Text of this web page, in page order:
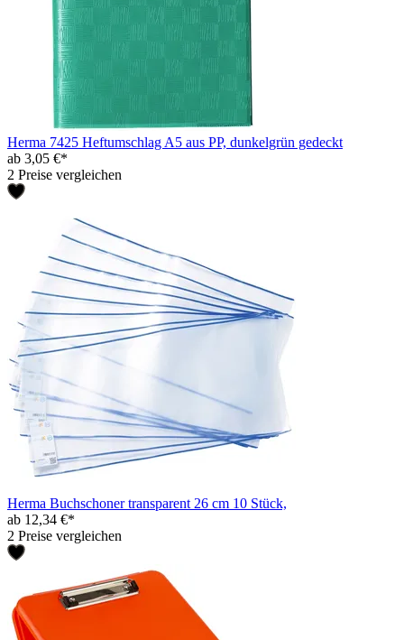
Herma 7425 Heftumschlag A5 aus PP, dunkelgrün gedeckt
ab 3,05 €*
2 Preise vergleichen
Herma Buchschoner transparent 26 cm 10 Stück,
ab 12,34 €*
2 Preise vergleichen